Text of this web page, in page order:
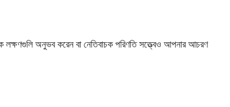
অনুভব করেন বা নেতিবাচক পরিণতি সত্ত্বেও আপনার আচরণ